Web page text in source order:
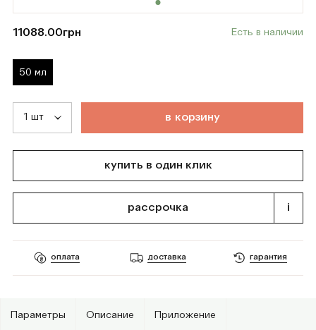
11088.00грн Есть в наличии
50 мл
в корзину
купить в один клик
рассрочка i
оплата доставка гарантия
Параметры Описание Приложение